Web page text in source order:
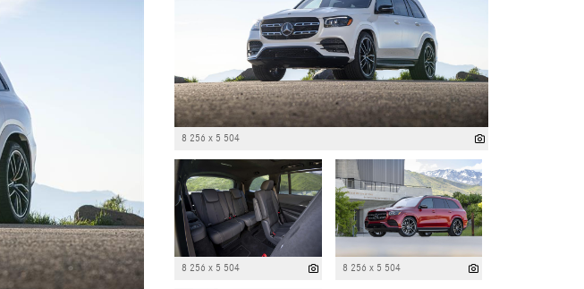
8 256 x 5 504
8 256 x 5 504 8 256 x 5 504